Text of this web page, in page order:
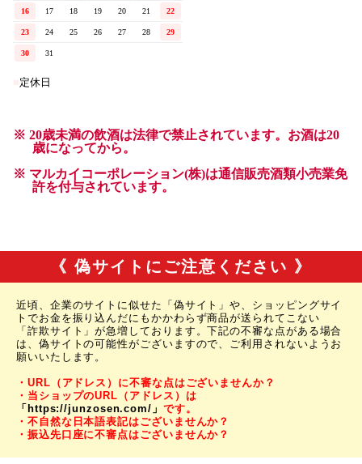
《 偽サイトにご注意ください 》
近頃、企業のサイトに似せた「偽サイト」や、ショッピングサイ
トでお金を振り込んだにもかかわらず商品が送られてこない
「詐欺サイト」が急増しております。下記の不審な点がある場合
は、偽サイトの可能性がございますので、ご利用されないようお
願いいたします。
・URL（アドレス）に不審な点はございませんか？
・当ショップのURL（アドレス）は
「https://junzosen.com/」 です。
・不自然な日本語表記はございませんか？
・振込先口座に不審点はございませんか？